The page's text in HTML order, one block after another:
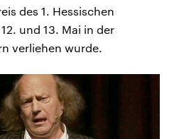
des 1. Hessischen
und 13. Mai in der
verliehen wurde.